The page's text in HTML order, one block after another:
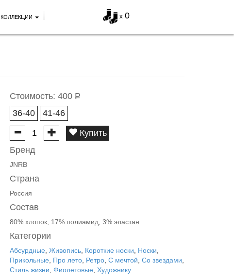
x 0
КОЛЛЕКЦИИ
Стоимость: 400 Р
36-40
41-46
Купить
Бренд
JNRB
Страна
Россия
Состав
80% хлопок, 17% полиамид, 3% эластан
Категории
Абсурдные Живопись Короткие носки Носки
Прикольные
Про лето Ретро С мечтой Со звездами
Стиль жизни Фиолетовые Художнику